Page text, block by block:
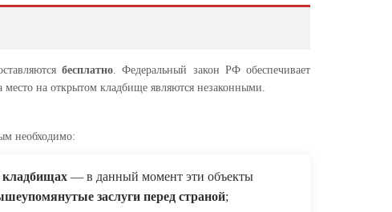
бесплатно. Федеральный закон РФ обеспечивает
на открытом кладбище являются незаконными.
необходимо:
— в данный момент эти объекты
заслуги перед страной;